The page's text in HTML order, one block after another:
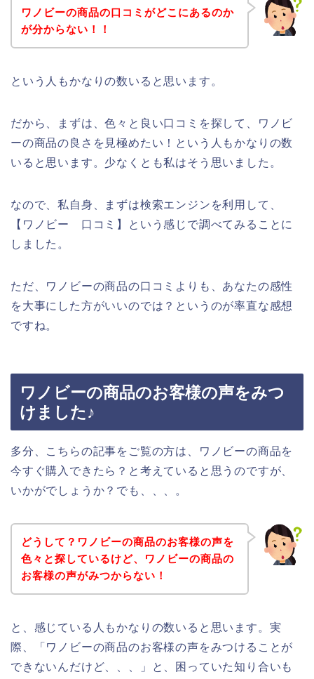
ワノビーの商品の口コミがどこにあるのか
が分からない！！
という人もかなりの数いると思います。
だから、まずは、色々と良い口コミを探して、ワノビ
ーの商品の良さを見極めたい！という人もかなりの数
いると思います。少なくとも私はそう思いました。
なので、私自身、まずは検索エンジンを利用して、
【ワノビー 口コミ】という感じで調べてみることに
しました。
ただ、ワノビーの商品の口コミよりも、あなたの感性
を大事にした方がいいのでは？というのが率直な感想
ですね。
ワノビーの商品のお客様の声をみつ
けました♪
多分、こちらの記事をご覧の方は、ワノビーの商品を
今すぐ購入できたら？と考えていると思うのですが、
いかがでしょうか？でも、、、。
どうして？ワノビーの商品のお客様の声を
色々と探しているけど、ワノビーの商品の
お客様の声がみつからない！
と、感じている人もかなりの数いると思います。実
際、「ワノビーの商品のお客様の声をみつけることが
できないんだけど、、、」と、困っていた知り合いも